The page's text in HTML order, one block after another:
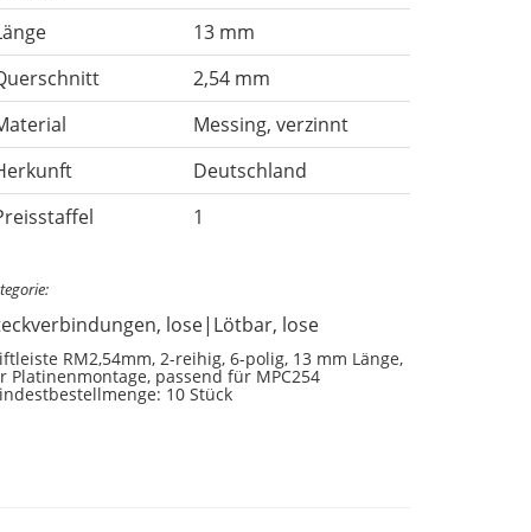
13 mm
2,54 mm
Messing, verzinnt
Deutschland
1
lose|Lötbar, lose
RM2,54mm, 2-reihig, 6-polig, 13 mm Länge,
Platinenmontage, passend für MPC254
10 Stück